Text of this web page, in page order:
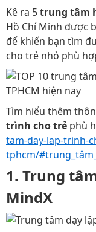
Kê ra 5trung tâm
Hồ Chí Minh được
để khiến bạn tìm
cho trẻ nhỏ phù
Tìm hiểu thêm
trình cho trẻ phù
tam-day-lap-trinh-
tphcm/
1. Trung
MindX